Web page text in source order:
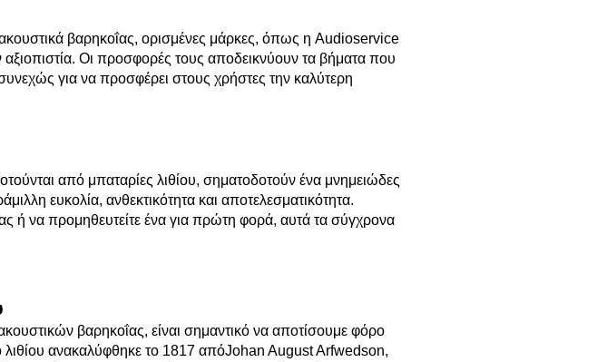
βαρηκοΐας, ορισμένες μάρκες, όπως η Audioservice
Οι προσφορές τους αποδεικνύουν τα βήματα που
για να προσφέρει στους χρήστες την καλύτερη
από μπαταρίες λιθίου, σηματοδοτούν ένα μνημειώδες
ευκολία, ανθεκτικότητα και αποτελεσματικότητα.
ή να προμηθευτείτε ένα για πρώτη φορά, αυτά τα σύγχρονα
βαρηκοΐας, είναι σημαντικό να αποτίσουμε φόρο
λιθίου ανακαλύφθηκε το 1817 απόJohan August Arfwedson,